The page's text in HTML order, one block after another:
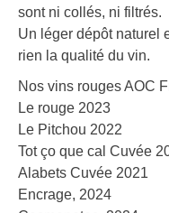
sont ni collés, ni filtrés.
Un léger dépôt naturel
rien la qualité du vin.
Nos vins rouges AOC
Le rouge 2023
Le Pitchou 2022
Tot ço que cal Cuvée
Alabets Cuvée 2021
Encrage, 2024